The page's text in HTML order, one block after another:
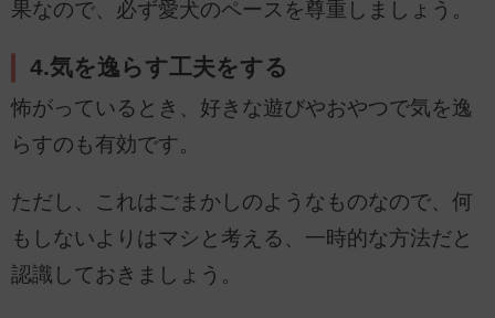
果なので、必ず愛犬のペースを尊重しましょう。
4.気を逸らす工夫をする
怖がっているとき、好きな遊びやおやつで気を逸
らすのも有効です。
ただし、これはごまかしのようなものなので、何
もしないよりはマシと考える、一時的な方法だと
認識しておきましょう。